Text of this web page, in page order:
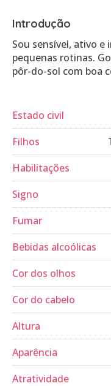
Introdução
Sou sensível, ativo e
pequenas rotinas.
pôr-do-sol com boa
Estado civil
Filhos
Habilitações
Signo
Fumar
Bebidas alcoólicas
Cor dos olhos
Cor do cabelo
Altura
Aparência
Atratividade